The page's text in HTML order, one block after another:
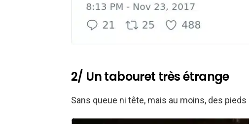
2/ Un tabouret très étrange
Sans queue ni tête, mais au moins, des pieds